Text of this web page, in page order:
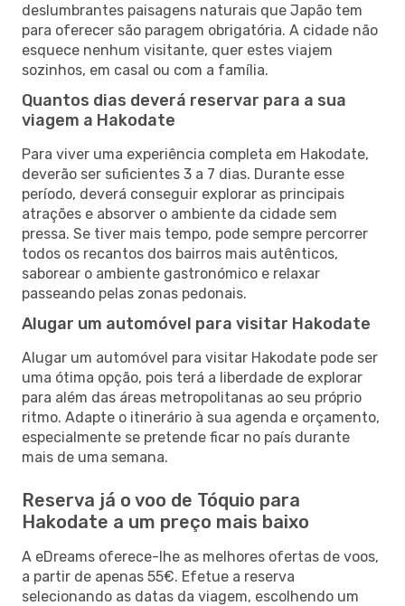
deslumbrantes paisagens naturais que Japão tem
para oferecer são paragem obrigatória. A cidade não
esquece nenhum visitante, quer estes viajem
sozinhos, em casal ou com a família.
Quantos dias deverá reservar para a sua
viagem a Hakodate
Para viver uma experiência completa em Hakodate,
deverão ser suficientes 3 a 7 dias. Durante esse
período, deverá conseguir explorar as principais
atrações e absorver o ambiente da cidade sem
pressa. Se tiver mais tempo, pode sempre percorrer
todos os recantos dos bairros mais autênticos,
saborear o ambiente gastronómico e relaxar
passeando pelas zonas pedonais.
Alugar um automóvel para visitar Hakodate
Alugar um automóvel para visitar Hakodate pode ser
uma ótima opção, pois terá a liberdade de explorar
para além das áreas metropolitanas ao seu próprio
ritmo. Adapte o itinerário à sua agenda e orçamento,
especialmente se pretende ficar no país durante
mais de uma semana.
Reserva já o voo de Tóquio para
Hakodate a um preço mais baixo
A eDreams oferece-lhe as melhores ofertas de voos,
a partir de apenas 55€. Efetue a reserva
selecionando as datas da viagem, escolhendo um